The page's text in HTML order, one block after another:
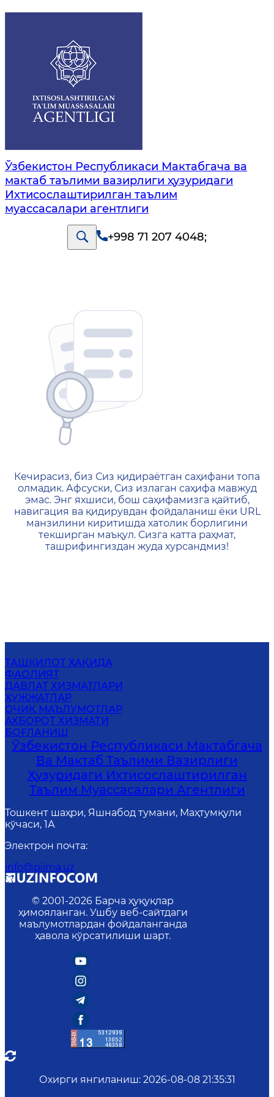
Ўзбекистон Республикаси Мактабгача ва
мактаб таълими вазирлиги ҳузуридаги
Ихтисослаштирилган таълим
муассасалари агентлиги
+998 71 207 4048;
404 — Страница не
Кечирасиз, биз Сиз қидираётган саҳифани топа
олмадик. Афсуски, Сиз излаган саҳифа мавжуд
эмас. Энг яхшиси, бош саҳифамизга қайтиб,
навигация ва қидирувдан фойдаланиш ёки URL
манзилини киритишда хатолик борлигини
текширган маъқул. Сизга катта раҳмат,
ташрифингиздан жуда хурсандмиз!
ТАШКИЛОТ ҲАҚИДА
ФАОЛИЯТ
ДАВЛАТ ХИЗМАТЛАРИ
ҲУЖЖАТЛАР
ОЧИҚ МАЪЛУМОТЛАР
АХБОРОТ ХИЗМАТИ
БОҒЛАНИШ
Ўзбекистон Республикаси Мактабгача
Ва Мактаб Таълими Вазирлиги
Ҳузуридаги Ихтисослаштирилган
Таълим Муассасалари Агентлиги
Тошкент шаҳри, Яшнабод тумани, Маҳтумқули
кўчаси, 1А
Электрон почта:
info@piima.uz
© 2001-2026 Барча ҳуқуқлар
ҳимояланган. Ушбу веб-сайтдаги
маълумотлардан фойдаланганда
ҳавола кўрсатилиши шарт.
Охирги янгиланиш: 2026-08-08 21:35:31